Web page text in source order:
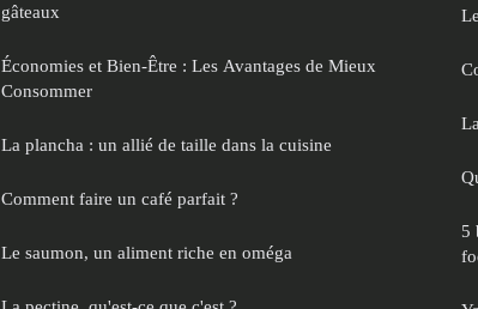
gâteaux
Économies et Bien-Être : Les Avantages de Mieux
Consommer
La plancha : un allié de taille dans la cuisine
Comment faire un café parfait ?
Le saumon, un aliment riche en oméga
5